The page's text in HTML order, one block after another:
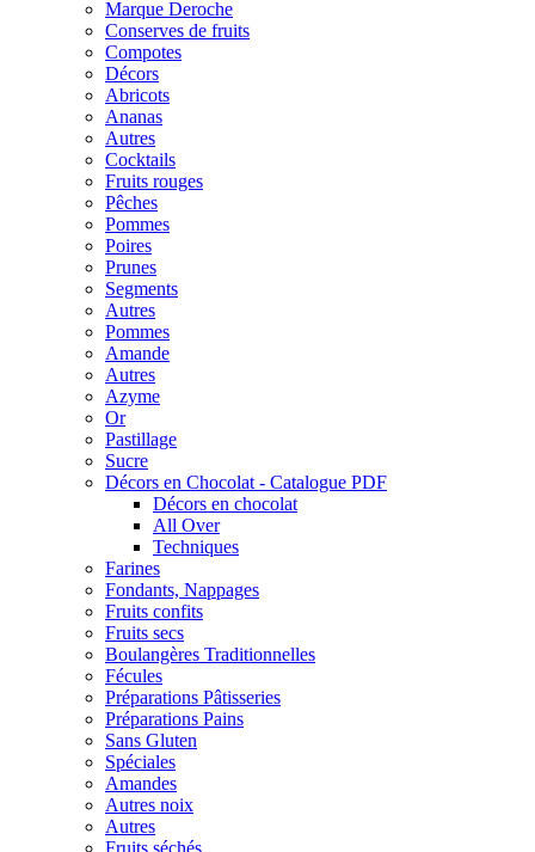
Marque Deroche
Conserves de fruits
Compotes
Décors
Abricots
Ananas
Autres
Cocktails
Fruits rouges
Pêches
Pommes
Poires
Prunes
Segments
Autres
Pommes
Amande
Autres
Azyme
Or
Pastillage
Sucre
Décors en Chocolat - Catalogue PDF
Décors en chocolat
All Over
Techniques
Farines
Fondants, Nappages
Fruits confits
Fruits secs
Boulangères Traditionnelles
Fécules
Préparations Pâtisseries
Préparations Pains
Sans Gluten
Spéciales
Amandes
Autres noix
Autres
Fruits séchés